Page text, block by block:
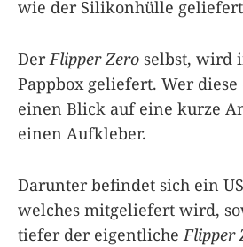
wie der Silikonhülle
DerFlipper Zero selbst, wird
Pappbox geliefert. Wer
einen Blick auf eine kurze
einen Aufkleber.
Darunter befindet sich ein
welches mitgeliefert wird,
tiefer der eigentlicheFlipper